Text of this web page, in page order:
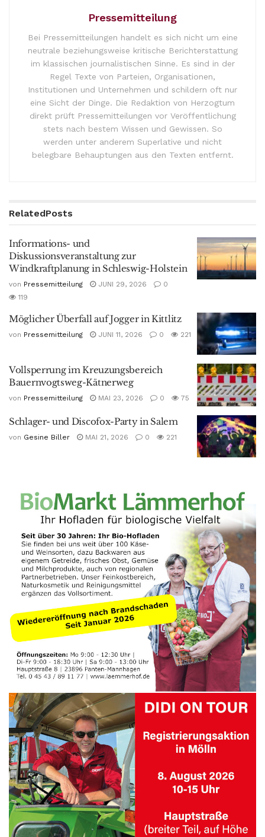
Pressemitteilung
Bei Pressemitteilungen handelt es sich nicht um eine
neutrale beziehungsweise kritische Berichterstattung
im klassischen journalistischen Sinne. Es sind in der
Regel Texte von Parteien, Organisationen,
Institutionen und Unternehmen und schildern oft nur
eine Sicht der Dinge. Die Redaktion von Herzogtum
direkt prüft Pressemitteilungen vor Veröffentlichung
stets nach bestem Wissen und Gewissen. So
werden unter anderem Superlative und nicht
belegbare Behauptungen aus den Texten entfernt.
RelatedPosts
Informations- und
Diskussionsveranstaltung zur
Windkraftplanung in Schleswig-Holstein
von Pressemitteilung JUNI 29, 2026
0
119
Möglicher Überfall auf Jogger in Kittlitz
von Pressemitteilung JUNI 11, 2026 0 221
Vollsperrung im Kreuzungsbereich
Bauernvogtsweg-Kätnerweg
von Pressemitteilung MAI 23, 2026 0 75
Schlager- und Discofox-Party in Salem
von Gesine Biller MAI 21, 2026 0 221